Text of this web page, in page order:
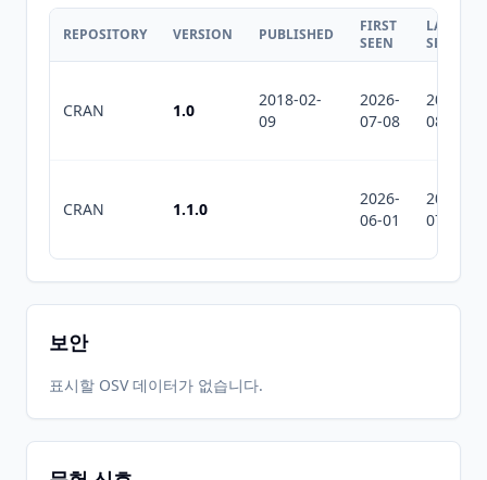
REPOSITORY VERSION PUBLISHED
FIRST
SEEN
LAST
SEEN
CRAN 1.0
2018-02-
09
2026-
07-08
2026-
08-03
CRAN 1.1.0
2026-
06-01
2026-
07-10
보안
표시할 OSV 데이터가 없습니다.